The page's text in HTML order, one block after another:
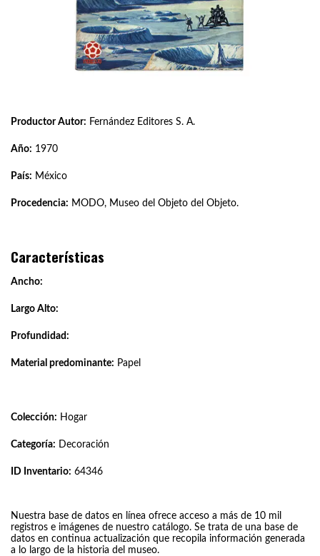
Productor Autor: Fernández Editores S. A.
Año: 1970
País: México
Procedencia: MODO, Museo del Objeto del Objeto.
Características
Ancho:
Largo Alto:
Profundidad:
Material predominante: Papel
Colección: Hogar
Categoría: Decoración
ID Inventario: 64346
Nuestra base de datos en línea ofrece acceso a más de 10 mil
registros e imágenes de nuestro catálogo. Se trata de una base de
datos en continua actualización que recopila información generada
a lo largo de la historia del museo.